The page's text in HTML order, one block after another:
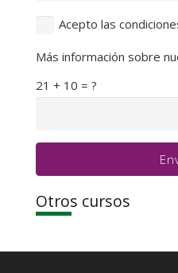
Acepto las
Más información sobre
21 + 10 = ?
Otros cursos